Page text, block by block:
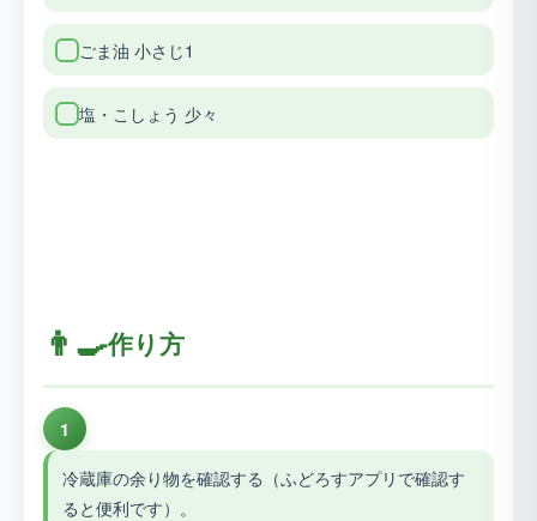
ごま油 小さじ1
塩・こしょう 少々
👨‍🍳作り方
1
冷蔵庫の余り物を確認する（ふどろすアプリで確認す
ると便利です）。